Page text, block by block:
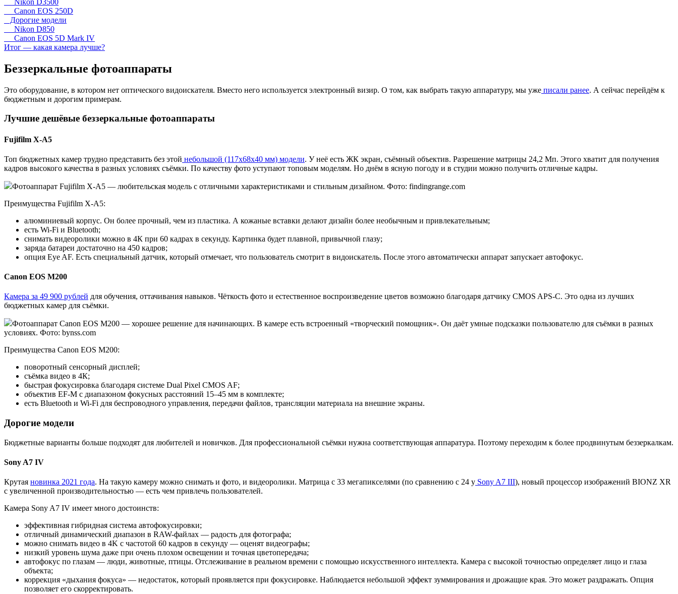
Canon EOS 250D
Дорогие модели
Nikon D850
Canon EOS 5D Mark IV
Итог — какая камера лучше?
Беззеркальные фотоаппараты
Это оборудование, в котором нет оптического видоискателя. Вместо него используется электронный визир. О том, как выбрать такую аппаратуру, мы уже писали ранее. А сейчас перейдём к
бюджетным и дорогим примерам.
Лучшие дешёвые беззеркальные фотоаппараты
Fujifilm X-A5
Топ бюджетных камер трудно представить без этой небольшой (117х68х40 мм) модели. У неё есть ЖК экран, съёмный объектив. Разрешение матрицы 24,2 Мп. Этого хватит для получения
кадров высокого качества в разных условиях съёмки. По качеству фото уступают топовым моделям. Но днём в ясную погоду и в студии можно получить отличные кадры.
Фотоаппарат Fujifilm X-A5 — любительская модель с отличными характеристиками и стильным дизайном. Фото: findingrange.com
Преимущества Fujifilm X-A5:
алюминиевый корпус. Он более прочный, чем из пластика. А кожаные вставки делают дизайн более необычным и привлекательным;
есть Wi-Fi и Bluetooth;
снимать видеоролики можно в 4К при 60 кадрах в секунду. Картинка будет плавной, привычной глазу;
заряда батареи достаточно на 450 кадров;
опция Eye AF. Есть специальный датчик, который отмечает, что пользователь смотрит в видоискатель. После этого автоматически аппарат запускает автофокус.
Canon EOS M200
Камера за 49 900 рублей для обучения, оттачивания навыков. Чёткость фото и естественное воспроизведение цветов возможно благодаря датчику CMOS APS-C. Это одна из лучших
бюджетных камер для съёмки.
Фотоаппарат Canon EOS M200 — хорошее решение для начинающих. В камере есть встроенный «творческий помощник». Он даёт умные подсказки пользователю для съёмки в разных
условиях. Фото: bynss.com
Преимущества Canon EOS M200:
поворотный сенсорный дисплей;
съёмка видео в 4К;
быстрая фокусировка благодаря системе Dual Pixel CMOS AF;
объектив EF-M с диапазоном фокусных расстояний 15–45 мм в комплекте;
есть Bluetooth и Wi-Fi для беспроводного управления, передачи файлов, трансляции материала на внешние экраны.
Дорогие модели
Бюджетные варианты больше подходят для любителей и новичков. Для профессиональной съёмки нужна соответствующая аппаратура. Поэтому переходим к более продвинутым беззеркалкам.
Sony A7 IV
Крутая новинка 2021 года. На такую камеру можно снимать и фото, и видеоролики. Матрица с 33 мегапикселями (по сравнению с 24 у Sony A7 III), новый процессор изображений BIONZ XR
с увеличенной производительностью — есть чем привлечь пользователей.
Камера Sony A7 IV имеет много достоинств:
эффективная гибридная система автофокусировки;
отличный динамический диапазон в RAW-файлах — радость для фотографа;
можно снимать видео в 4K с частотой 60 кадров в секунду — оценят видеографы;
низкий уровень шума даже при очень плохом освещении и точная цветопередача;
автофокус по глазам — люди, животные, птицы. Отслеживание в реальном времени с помощью искусственного интеллекта. Камера с высокой точностью определяет лицо и глаза
объекта;
коррекция «дыхания фокуса» — недостаток, который проявляется при фокусировке. Наблюдается небольшой эффект зуммирования и дрожащие края. Это может раздражать. Опция
позволяет его скорректировать.